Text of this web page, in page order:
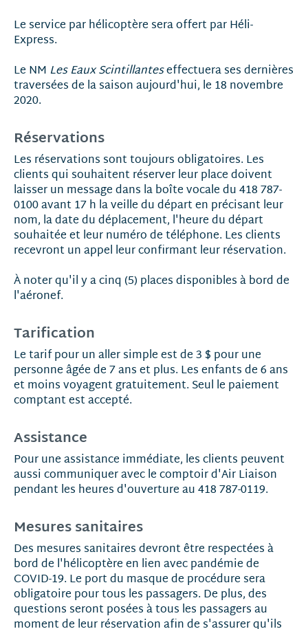
Le service par hélicoptère sera offert par Héli-
Express.
Le NM Les Eaux Scintillanteseffectuera ses dernières
traversées de la saison aujourd'hui, le 18 novembre
2020.
Réservations
Les réservations sont toujours obligatoires. Les
clients qui souhaitent réserver leur place doivent
laisser un message dans la boîte vocale du 418 787-
0100 avant 17 h la veille du départ en précisant leur
nom, la date du déplacement, l'heure du départ
souhaitée et leur numéro de téléphone. Les clients
recevront un appel leur confirmant leur réservation.
À noter qu'il y a cinq (5) places disponibles à bord de
l'aéronef.
Tarification
Le tarif pour un aller simple est de 3 $ pour une
personne âgée de 7 ans et plus. Les enfants de 6 ans
et moins voyagent gratuitement. Seul le paiement
comptant est accepté.
Assistance
Pour une assistance immédiate, les clients peuvent
aussi communiquer avec le comptoir d'Air Liaison
pendant les heures d'ouverture au 418 787-0119.
Mesures sanitaires
Des mesures sanitaires devront être respectées à
bord de l'hélicoptère en lien avec pandémie de
COVID-19. Le port du masque de procédure sera
obligatoire pour tous les passagers. De plus, des
questions seront posées à tous les passagers au
moment de leur réservation afin de s'assurer qu'ils